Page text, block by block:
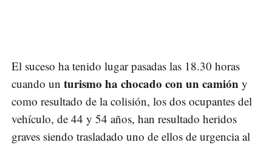
El suceso ha tenido lugar pasadas las 18.30 horas
cuando un turismo ha chocado con un camión y
como resultado de la colisión, los dos ocupantes del
vehículo, de 44 y 54 años, han resultado heridos
graves siendo trasladado uno de ellos de urgencia al